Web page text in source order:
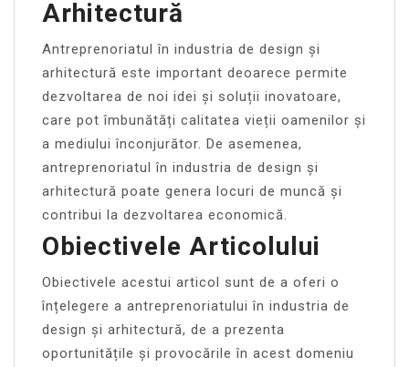
Arhitectură
Antreprenoriatul în industria de design și
arhitectură este important deoarece permite
dezvoltarea de noi idei și soluții inovatoare,
care pot îmbunătăți calitatea vieții oamenilor și
a mediului înconjurător. De asemenea,
antreprenoriatul în industria de design și
arhitectură poate genera locuri de muncă și
contribui la dezvoltarea economică.
Obiectivele Articolului
Obiectivele acestui articol sunt de a oferi o
înțelegere a antreprenoriatului în industria de
design și arhitectură, de a prezenta
oportunitățile și provocările în acest domeniu